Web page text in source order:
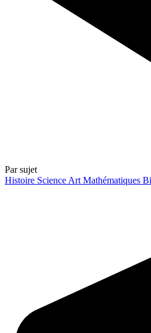
Par sujet
Histoire Science Art Mathématiques